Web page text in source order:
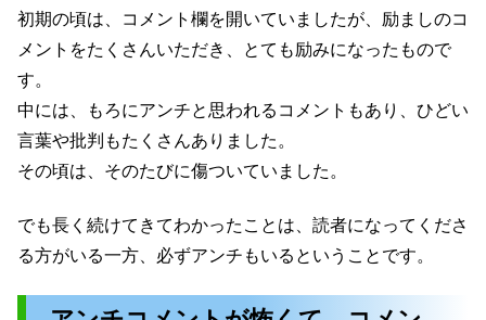
初期の頃は、コメント欄を開いていましたが、励ましのコ
メントをたくさんいただき、とても励みになったもので
す。
中には、もろにアンチと思われるコメントもあり、ひどい
言葉や批判もたくさんありました。
その頃は、そのたびに傷ついていました。
でも長く続けてきてわかったことは、読者になってくださ
る方がいる一方、必ずアンチもいるということです。